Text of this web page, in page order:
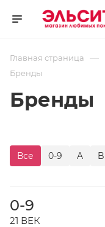
Главная страница —
Бренды
Бренды
Все 0-9 A B
0-9
21 ВЕК